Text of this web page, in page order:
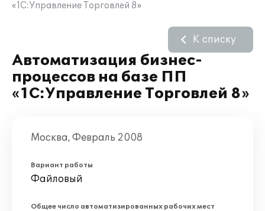
«1С:Управление Торговлей 8»
Автоматизация бизнес-
процессов на базе ПП
«1С:Управление Торговлей 8»
К списку
Москва, Февраль 2008
Вариант работы
Файловый
Общее число автоматизированных рабочих мест